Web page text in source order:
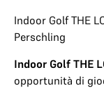
Indoor Golf THE
Perschling
Indoor Golf THE
opportunità di